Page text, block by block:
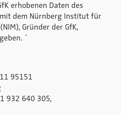
erhobenen Daten des
dem Nürnberg Institut für
Gründer der GfK,
`
95151
932 640 305,